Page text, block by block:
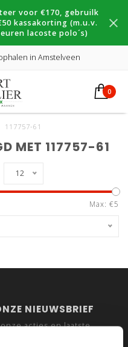
voor €170, gebruilk
kassakorting (m.u.v.
lacoste polo´s)
in Amstelveen
0
117757-61
MET 117757-61
12
Max: €5
NIEUWSBRIEF
acties en laatste